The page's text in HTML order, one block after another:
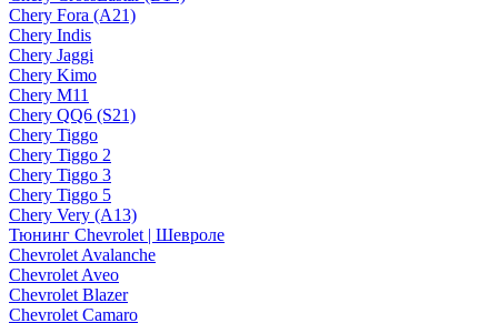
Chery Fora (A21)
Chery Indis
Chery Jaggi
Chery Kimo
Chery M11
Chery QQ6 (S21)
Chery Tiggo
Chery Tiggo 2
Chery Tiggo 3
Chery Tiggo 5
Chery Very (A13)
Тюнинг Chevrolet | Шевроле
Chevrolet Avalanche
Chevrolet Aveo
Chevrolet Blazer
Chevrolet Camaro